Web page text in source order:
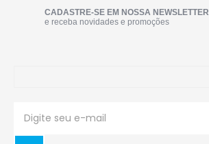
CADASTRE-SE EM NOSSA NEWSLETTER
e receba novidades e promoções